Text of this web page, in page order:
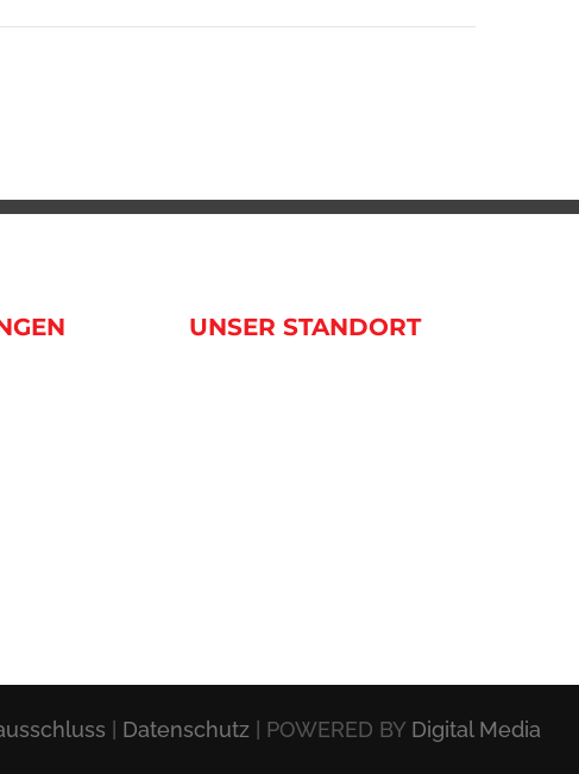
UNSER STANDORT
Datenschutz | POWERED BY Digital Media